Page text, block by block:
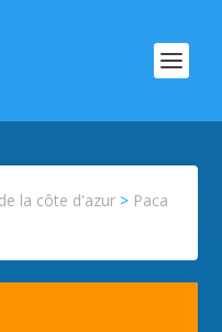
la côte d'azur > Paca